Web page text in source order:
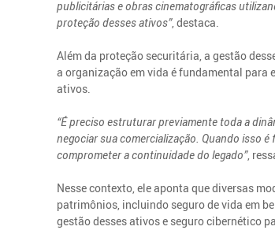
publicitárias e obras cinematográficas
proteção desses ativos”, destaca.
Além da proteção securitária, a gestão
a organização em vida é fundamental
ativos.
“É preciso estruturar previamente toda a
negociar sua comercialização. Quando isso
comprometer a continuidade do legado”,
Nesse contexto, ele aponta que diversas
patrimônios, incluindo seguro de vida em
gestão desses ativos e seguro cibernético